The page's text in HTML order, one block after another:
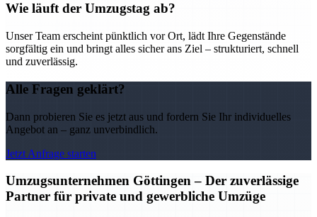
Wie läuft der Umzugstag ab?
Unser Team erscheint pünktlich vor Ort, lädt Ihre Gegenstände
sorgfältig ein und bringt alles sicher ans Ziel – strukturiert, schnell
und zuverlässig.
Alle Fragen geklärt?
Dann probieren Sie es jetzt aus und fordern Sie Ihr individuelles
Angebot an – ganz unverbindlich.
Jetzt Anfrage starten
Umzugsunternehmen Göttingen – Der zuverlässige
Partner für private und gewerbliche Umzüge